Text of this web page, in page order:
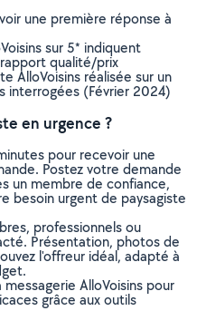
une première réponse à
sur 5* indiquent
rapport qualité/prix
AlloVoisins réalisée sur un
interrogées (Février 2024)
en urgence ?
pour recevoir une
Postez votre demande
un membre de confiance,
besoin urgent de paysagiste
professionnels ou
Présentation, photos de
l'offreur idéal, adapté à
AlloVoisins pour
grâce aux outils